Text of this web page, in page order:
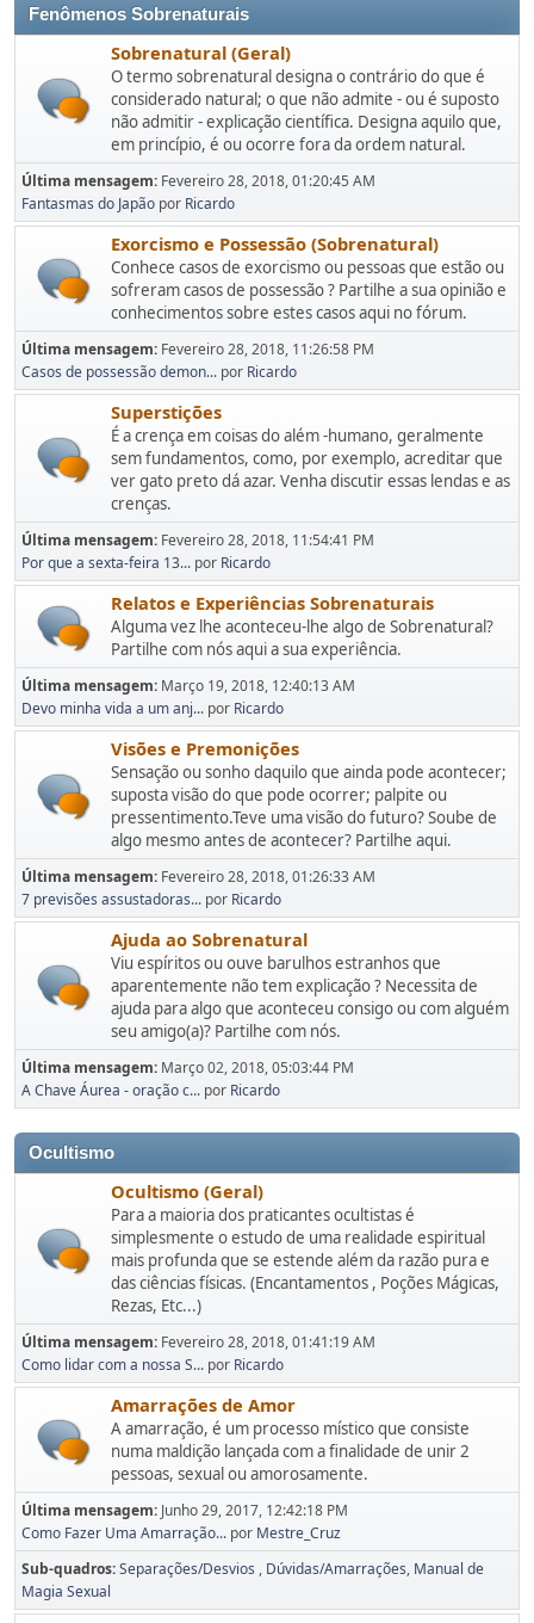
Fenômenos Sobrenaturais
Sobrenatural (Geral)
O termo sobrenatural designa o contrário do que é
considerado natural; o que não admite - ou é suposto
não admitir - explicação científica. Designa aquilo que,
em princípio, é ou ocorre fora da ordem natural.
Última mensagem: Fevereiro 28, 2018, 01:20:45 AM
Fantasmas do Japão por Ricardo
Exorcismo e Possessão (Sobrenatural)
Conhece casos de exorcismo ou pessoas que estão ou
sofreram casos de possessão ? Partilhe a sua opinião e
conhecimentos sobre estes casos aqui no fórum.
Última mensagem: Fevereiro 28, 2018, 11:26:58 PM
Casos de possessão demon... por Ricardo
Superstições
É a crença em coisas do além -humano, geralmente
sem fundamentos, como, por exemplo, acreditar que
ver gato preto dá azar. Venha discutir essas lendas e as
crenças.
Última mensagem: Fevereiro 28, 2018, 11:54:41 PM
Por que a sexta-feira 13... por Ricardo
Relatos e Experiências Sobrenaturais
Alguma vez lhe aconteceu-lhe algo de Sobrenatural?
Partilhe com nós aqui a sua experiência.
Última mensagem: Março 19, 2018, 12:40:13 AM
Devo minha vida a um anj... por Ricardo
Visões e Premonições
Sensação ou sonho daquilo que ainda pode acontecer;
suposta visão do que pode ocorrer; palpite ou
pressentimento.Teve uma visão do futuro? Soube de
algo mesmo antes de acontecer? Partilhe aqui.
Última mensagem: Fevereiro 28, 2018, 01:26:33 AM
7 previsões assustadoras... por Ricardo
Ajuda ao Sobrenatural
Viu espíritos ou ouve barulhos estranhos que
aparentemente não tem explicação ? Necessita de
ajuda para algo que aconteceu consigo ou com alguém
seu amigo(a)? Partilhe com nós.
Última mensagem: Março 02, 2018, 05:03:44 PM
A Chave Áurea - oração c... por Ricardo
Ocultismo
Ocultismo (Geral)
Para a maioria dos praticantes ocultistas é
simplesmente o estudo de uma realidade espiritual
mais profunda que se estende além da razão pura e
das ciências físicas. (Encantamentos , Poções Mágicas,
Rezas, Etc...)
Última mensagem: Fevereiro 28, 2018, 01:41:19 AM
Como lidar com a nossa S... por Ricardo
Amarrações de Amor
A amarração, é um processo místico que consiste
numa maldição lançada com a finalidade de unir 2
pessoas, sexual ou amorosamente.
Última mensagem: Junho 29, 2017, 12:42:18 PM
Como Fazer Uma Amarração... por Mestre_Cruz
Sub-quadros Separações/Desvios Dúvidas/Amarrações Manual de
Magia Sexual